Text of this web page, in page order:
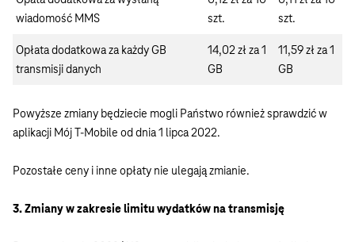
wiadomość MMS
szt.
szt.
Opłata dodatkowa za każdy GB
transmisji danych
14,02 zł za 1
GB
11,59 zł za 1
GB
Powyższe zmiany będziecie mogli Państwo również sprawdzić w
aplikacji Mój T-Mobile od dnia 1 lipca 2022.
Pozostałe ceny i inne opłaty nie ulegają zmianie.
3. Zmiany w zakresie limitu wydatków na transmisję